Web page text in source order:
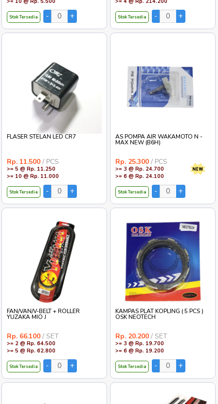
Stok Tersedia Stok Tersedia
FLASER STELAN LED CR7
Rp. 11.500 / PCS
>= 5 @ Rp. 11.250
>= 10 @ Rp. 11.000
Stok Tersedia
AS POMPA AIR WAKAMOTO N -
MAX NEW (B6H)
Rp. 25.300 / PCS
>= 3 @ Rp. 24.700
>= 6 @ Rp. 24.100
Stok Tersedia
FAN/VAN/V-BELT + ROLLER
YUZAKA MIO J
Rp. 66.100 / SET
>= 2 @ Rp. 64.500
>= 5 @ Rp. 62.800
Stok Tersedia
KAMPAS PLAT KOPLING ( 5 PCS )
OSK NEOTECH
Rp. 20.200 / SET
>= 3 @ Rp. 19.700
>= 6 @ Rp. 19.200
Stok Tersedia